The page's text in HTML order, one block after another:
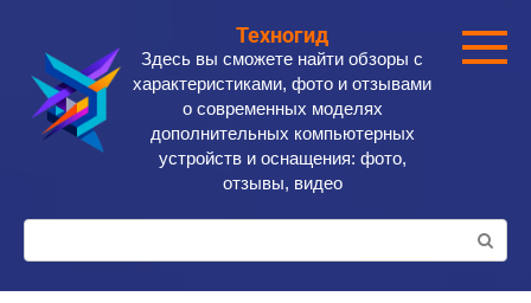
контенту
Техногид
Здесь вы сможете найти обзоры с
характеристиками, фото и отзывами
о современных моделях
дополнительных компьютерных
устройств и оснащения: фото,
отзывы, видео
Поиск: